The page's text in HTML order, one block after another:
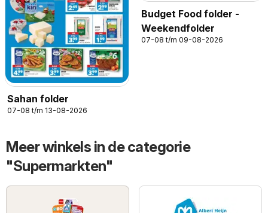
Sahan folder
07-08 t/m 13-08-2026
Budget Food folder -
Weekendfolder
07-08 t/m 09-08-2026
Meer winkels in de categorie
"Supermarkten"